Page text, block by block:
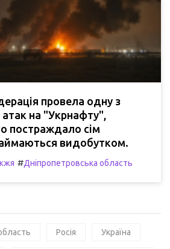
провела одну з
на "Укрнафту",
постраждало сім
видобутком.
#Дніпропетровська область
Росія Україна